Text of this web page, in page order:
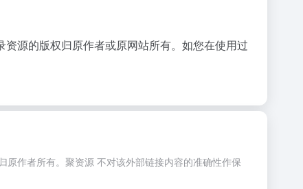
源的版权归原作者或原网站所有。如您在使用过
作者所有。聚资源 不对该外部链接内容的准确性作保